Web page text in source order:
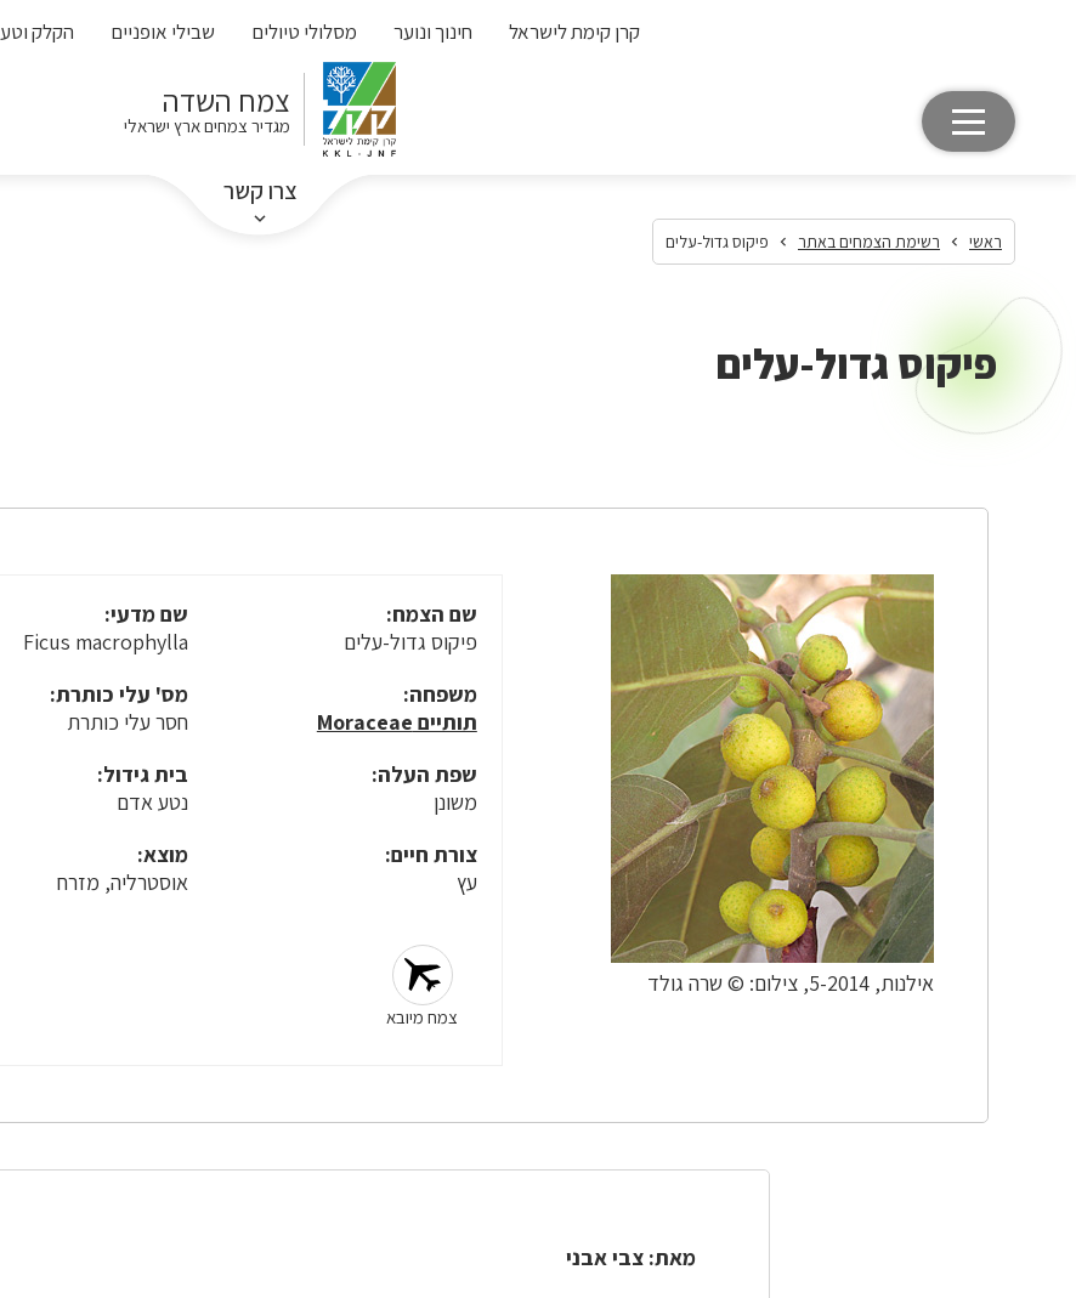
קרן קימת לישראל חינוך ונוער מסלולי טיולים שבילי אופניים הקלק וטע
צמח השדה
מגדיר צמחים ארץ ישראלי
צרו קשר
ראשי רשימת הצמחים באתר פיקוס גדול-עלים
פיקוס גדול-עלים
אילנות, 5-2014, צילום: © שרה גולד
שם הצמח:
פיקוס גדול-עלים
שם מדעי:
Ficus macrophylla
משפחה:
תותיים Moraceae
מס' עלי כותרת:
חסר עלי כותרת
שפת העלה:
משונן
בית גידול:
נטע אדם
צורת חיים:
עץ
מוצא:
אוסטרליה, מזרח
צמח מיובא
מאת: צבי אבני